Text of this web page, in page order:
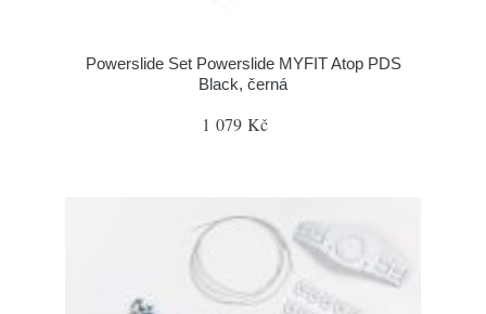
Powerslide Set Powerslide MYFIT Atop PDS
Black, černá
1 079 Kč